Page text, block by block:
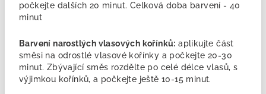
počkejte dalších 20 minut. Celková doba barvení - 40
minut
Barvení narostlých vlasových kořínků: aplikujte část
směsi na odrostlé vlasové kořínky a počkejte 20-30
minut. Zbývající směs rozdělte po celé délce vlasů, s
výjimkou kořínků, a počkejte ještě 10-15 minut.